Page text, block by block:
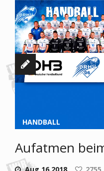
HANDBALL
Aufatmen